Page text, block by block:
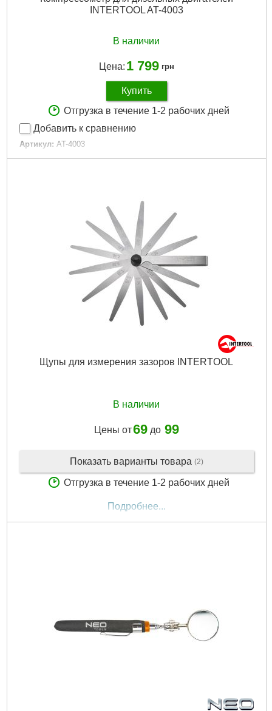
INTERTOOL AT-4003
В наличии
Цена: 1 799 грн
Купить
Отгрузка в течение 1-2 рабочих дней
Добавить к сравнению
Артикул: AT-4003
Код товара: 10.00.03
Подробнее...
Щупы для измерения зазоров INTERTOOL
В наличии
Цены от69до 99
Показать варианты товара (2)
Отгрузка в течение 1-2 рабочих дней
Подробнее...